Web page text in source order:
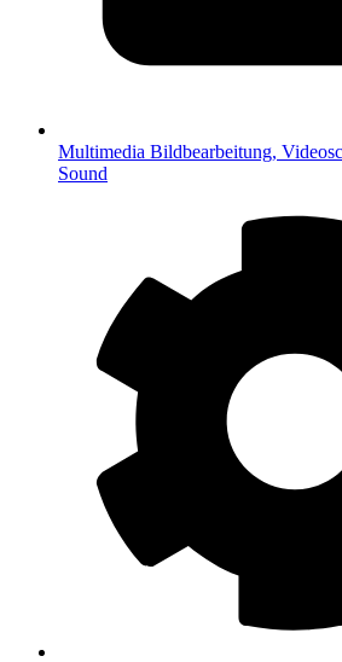
Multimedia Bildbearbeitung,
Sound